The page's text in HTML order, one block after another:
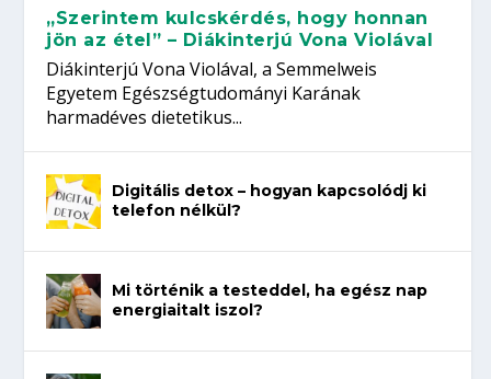
„Szerintem kulcskérdés, hogy honnan
jön az étel” – Diákinterjú Vona Violával
Diákinterjú Vona Violával, a Semmelweis
Egyetem Egészségtudományi Karának
harmadéves dietetikus...
Digitális detox – hogyan kapcsolódj ki
telefon nélkül?
Mi történik a testeddel, ha egész nap
energiaitalt iszol?